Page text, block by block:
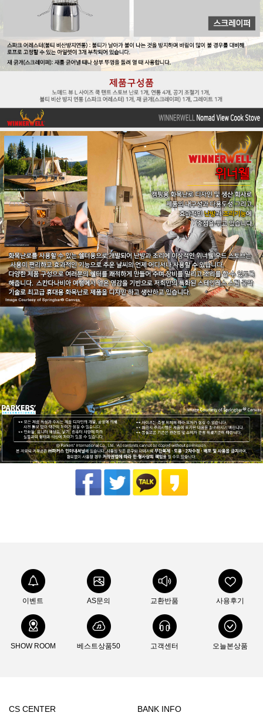
이벤트 AS문의 교환반품 사용후기
SHOW ROOM 베스트상품50 고객센터 오늘본상품
CS CENTER BANK INFO